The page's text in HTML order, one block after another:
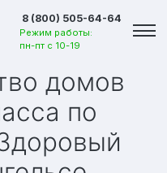
8 (800) 505-64-64
Режим работы:
пн-пт с 10-19
по